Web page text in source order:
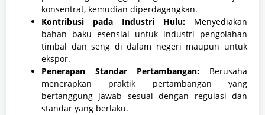
konsentrat, kemudian diperdagangkan.
Kontribusi pada Industri Hulu: Menyediakan
bahan baku esensial untuk industri pengolahan
timbal dan seng di dalam negeri maupun untuk
ekspor.
Penerapan Standar Pertambangan: Berusaha
menerapkan praktik pertambangan yang
bertanggung jawab sesuai dengan regulasi dan
standar yang berlaku.